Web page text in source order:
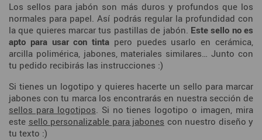
Los sellos para jabón son más duros y profundos que los
normales para papel. Así podrás regular la profundidad con
la que quieres marcar tus pastillas de jabón. Este sello no es
apto para usar con tinta pero puedes usarlo en cerámica,
arcilla polimérica, jabones, materiales similares… Junto con
tu pedido recibirás las instrucciones :)
Si tienes un logotipo y quieres hacerte un sello para marcar
jabones con tu marca los encontrarás en nuestra sección de
sellos para logotipos. Si no tienes logotipo o imagen, mira
este sello personalizable para jabones con nuestro diseño y
tu texto :)